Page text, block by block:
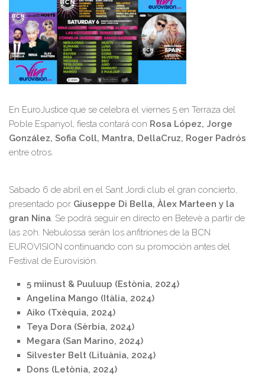
En EuroJustice que se celebra el viernes 5 en Terraza del
Poble Espanyol, fiesta contará con Rosa López, Jorge
González, Sofia Coll, Mantra, DellaCruz, Roger Padrós
entre otros.
Sabado 6 de abril en el Sant Jordi club el gran concierto,
presentado por Giuseppe Di Bella, Àlex Marteen y la
gran Nina. Se podrá seguir en directo en Betevè a partir de
las 20h. Nebulossa serán los anfitriones de la BCN
EUROVISION continuando con su promoción antes del
Festival de Eurovisión.
5 miinust & Puuluup (Estònia, 2024)
Angelina Mango (Itàlia, 2024)
Aiko (Txèquia, 2024)
Teya Dora (Sèrbia, 2024)
Megara (San Marino, 2024)
Silvester Belt (Lituània, 2024)
Dons (Letònia, 2024)